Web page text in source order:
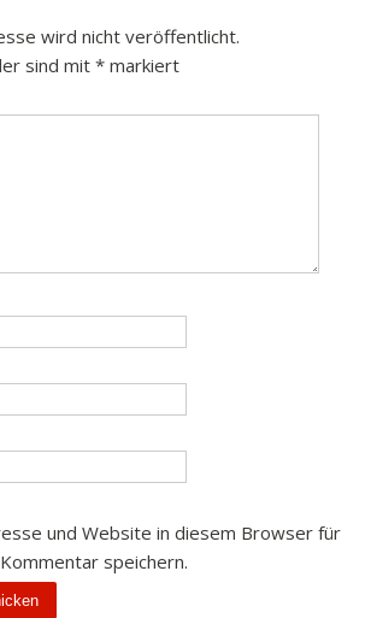
wird nicht veröffentlicht.
sind mit * markiert
und Website in diesem Browser für
speichern.